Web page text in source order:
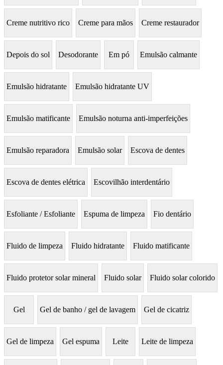
Creme nutritivo rico Creme para mãos Creme restaurador
Depois do sol Desodorante Em pó Emulsão calmante
Emulsão hidratante Emulsão hidratante UV
Emulsão matificante Emulsão noturna anti-imperfeições
Emulsão reparadora Emulsão solar Escova de dentes
Escova de dentes elétrica Escovilhão interdentário
Esfoliante / Esfoliante Espuma de limpeza Fio dentário
Fluido de limpeza Fluido hidratante Fluido matificante
Fluido protetor solar mineral Fluido solar Fluido solar colorido
Gel Gel de banho / gel de lavagem Gel de cicatriz
Gel de limpeza Gel espuma Leite Leite de limpeza